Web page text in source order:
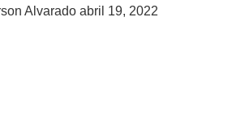
Alvarado abril 19, 2022